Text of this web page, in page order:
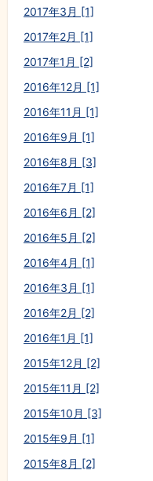
2017年3月 [1]
2017年2月 [1]
2017年1月 [2]
2016年12月 [1]
2016年11月 [1]
2016年9月 [1]
2016年8月 [3]
2016年7月 [1]
2016年6月 [2]
2016年5月 [2]
2016年4月 [1]
2016年3月 [1]
2016年2月 [2]
2016年1月 [1]
2015年12月 [2]
2015年11月 [2]
2015年10月 [3]
2015年9月 [1]
2015年8月 [2]